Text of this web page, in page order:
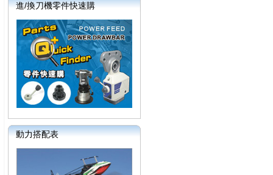
進/換刀機零件快速購
動力搭配表